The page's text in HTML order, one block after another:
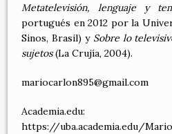
Metatelevisión, lenguaje y
portugués en 2012 por la
Sinos, Brasil) y Sobre lo
sujetos(La Crujía, 2004).
mariocarlon895@gmail.com
Academia.edu:
https://uba.academia.edu/